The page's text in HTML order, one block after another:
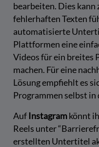
bearbeiten. Dies kann
fehlerhaften Texten
automatisierte
Plattformen eine
Videos für ein breites
machen. Für eine
Lösung empfiehlt es
Programmen selbst in
Auf Instagramkönnt
Reels unter
erstellten Untertitel